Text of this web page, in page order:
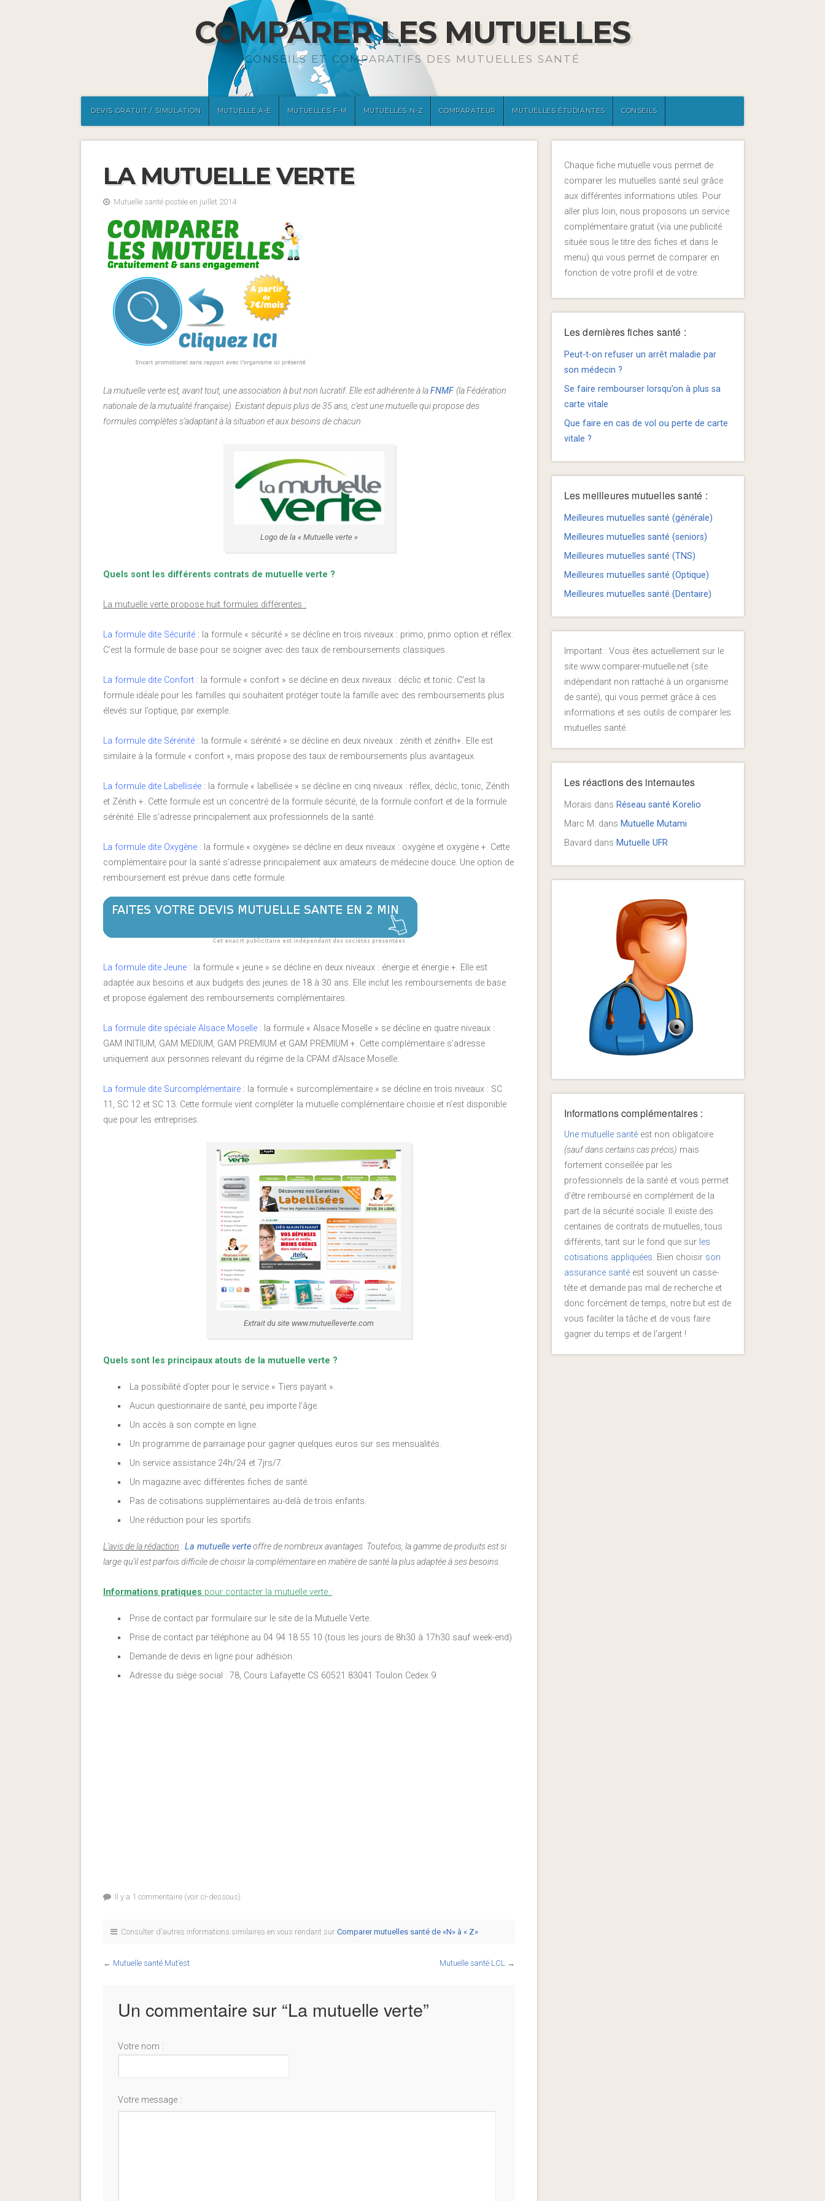
COMPARER LES MUTUELLES
CONSEILS ET COMPARATIFS DES MUTUELLES SANTÉ
DEVIS GRATUIT / SIMULATION MUTUELLE A-E MUTUELLES F-M MUTUELLES N-Z COMPARATEUR MUTUELLES ÉTUDIANTES CONSEILS
LA MUTUELLE VERTE
Mutuelle santé postée en juillet 2014
La mutuelle verte est, avant tout, une association à but non lucratif. Elle est adhérente à laFNMF(la Fédération
nationale de la mutualité française). Existant depuis plus de 35 ans, c’est une mutuelle qui propose des
formules complètes s’adaptant à la situation et aux besoins de chacun.
Logo de la « Mutuelle verte »
Quels sont les différents contrats de mutuelle verte ?
La mutuelle verte propose huit formules différentes :
La formule dite Sécurité : la formule « sécurité » se décline en trois niveaux : primo, primo option et réflex.
C’est la formule de base pour se soigner avec des taux de remboursements classiques.
La formule dite Confort : la formule « confort » se décline en deux niveaux : déclic et tonic. C’est la
formule idéale pour les familles qui souhaitent protéger toute la famille avec des remboursements plus
élevés sur l’optique, par exemple.
La formule dite Sérénité : la formule « sérénité » se décline en deux niveaux : zénith et zénith+. Elle est
similaire à la formule « confort », mais propose des taux de remboursements plus avantageux.
La formule dite Labellisée : la formule « labellisée » se décline en cinq niveaux : réflex, déclic, tonic, Zénith
et Zénith +. Cette formule est un concentré de la formule sécurité, de la formule confort et de la formule
sérénité. Elle s’adresse principalement aux professionnels de la santé.
La formule dite Oxygène : la formule « oxygène» se décline en deux niveaux : oxygène et oxygène +. Cette
complémentaire pour la santé s’adresse principalement aux amateurs de médecine douce. Une option de
remboursement est prévue dans cette formule.
La formule dite Jeune : la formule « jeune » se décline en deux niveaux : énergie et énergie +. Elle est
adaptée aux besoins et aux budgets des jeunes de 18 à 30 ans. Elle inclut les remboursements de base
et propose également des remboursements complémentaires.
La formule dite spéciale Alsace Moselle : la formule « Alsace Moselle » se décline en quatre niveaux :
GAM INITIUM, GAM MEDIUM, GAM PREMIUM et GAM PREMIUM +. Cette complémentaire s’adresse
uniquement aux personnes relevant du régime de la CPAM d’Alsace Moselle.
La formule dite Surcomplémentaire : la formule « surcomplémentaire » se décline en trois niveaux : SC
11, SC 12 et SC 13. Cette formule vient compléter la mutuelle complémentaire choisie et n’est disponible
que pour les entreprises.
Extrait du site www.mutuelleverte.com
Quels sont les principaux atouts de la mutuelle verte ?
La possibilité d’opter pour le service « Tiers payant ».
Aucun questionnaire de santé, peu importe l’âge.
Un accès à son compte en ligne.
Un programme de parrainage pour gagner quelques euros sur ses mensualités.
Un service assistance 24h/24 et 7jrs/7.
Un magazine avec différentes fiches de santé.
Pas de cotisations supplémentaires au-delà de trois enfants.
Une réduction pour les sportifs.
L’avis de la rédaction :La mutuelle verteoffre de nombreux avantages. Toutefois, la gamme de produits est si
large qu’il est parfois difficile de choisir la complémentaire en matière de santé la plus adaptée à ses besoins.
Informations pratiques pour contacter la mutuelle verte :
Prise de contact par formulaire sur le site de la Mutuelle Verte.
Prise de contact par téléphone au 04 94 18 55 10 (tous les jours de 8h30 à 17h30 sauf week-end)
Demande de devis en ligne pour adhésion.
Adresse du siège social : 78, Cours Lafayette CS 60521 83041 Toulon Cedex 9.
Il y a 1 commentaire (voir ci-dessous)
Consulter d'autres informations similaires en vous rendant sur Comparer mutuelles santé de «N» à « Z»
← Mutuelle santé Mut’est Mutuelle santé LCL→
Un commentaire sur “La mutuelle verte”
Votre nom :
Votre message :
Chaque fiche mutuelle vous permet de
comparer les mutuelles santé seul grâce
aux différentes informations utiles. Pour
aller plus loin, nous proposons un service
complémentaire gratuit (via une publicité
située sous le titre des fiches et dans le
menu) qui vous permet de comparer en
fonction de votre profil et de votre.
Les dernières fiches santé :
Peut-t-on refuser un arrêt maladie par
son médecin ?
Se faire rembourser lorsqu’on à plus sa
carte vitale
Que faire en cas de vol ou perte de carte
vitale ?
Les meilleures mutuelles santé :
Meilleures mutuelles santé (générale)
Meilleures mutuelles santé (seniors)
Meilleures mutuelles santé (TNS)
Meilleures mutuelles santé (Optique)
Meilleures mutuelles santé (Dentaire)
Important : Vous êtes actuellement sur le
site www.comparer-mutuelle.net (site
indépendant non rattaché à un organisme
de santé), qui vous permet grâce à ces
informations et ses outils de comparer les
mutuelles santé.
Les réactions des internautes
Morais dans Réseau santé Korelio
Marc M. dans Mutuelle Mutami
Bavard dans Mutuelle UFR
Informations complémentaires :
Une mutuelle santéest non obligatoire
(sauf dans certains cas précis) mais
fortement conseillée par les
professionnels de la santé et vous permet
d'être remboursé en complément de la
part de la sécurité sociale. Il existe des
centaines de contrats de mutuelles, tous
différents, tant sur le fond que sur les
cotisations appliquées. Bien choisir son
assurance santéest souvent un casse-
tête et demande pas mal de recherche et
donc forcément de temps, notre but est de
vous faciliter la tâche et de vous faire
gagner du temps et de l'argent !